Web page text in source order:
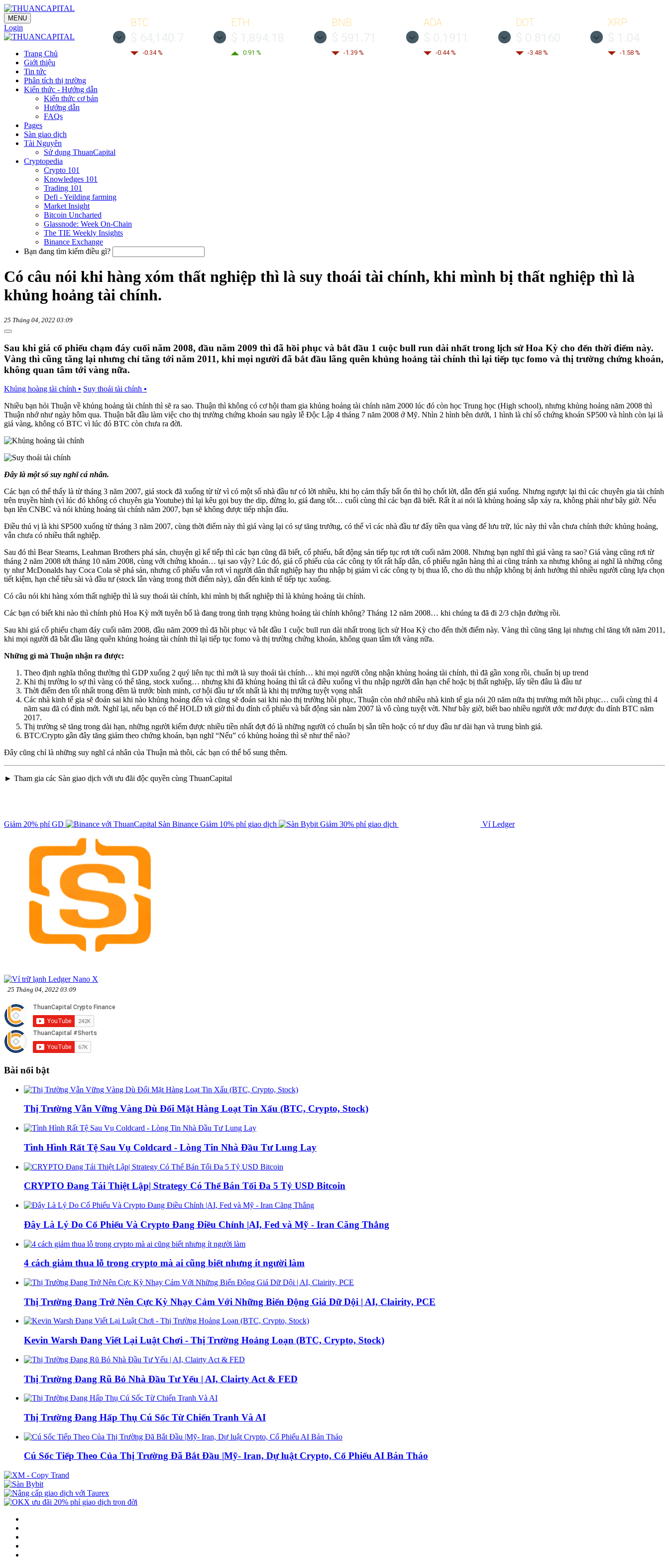
BTC
-0.34 %
ETH
0.91 %
BNB
-1.39 %
ADA
-0.44 %
DOT
-3.48 %
XRP
-1.58 %
MENU
Login
Trang Chủ
Giới thiệu
Tin tức
Phân tích thị trường
Kiến thức - Hướng dẫn
Kiến thức cơ bản
Hướng dẫn
FAQs
Pages
Sàn giao dịch
Tài Nguyên
Sử dụng ThuanCapital
Cryptopedia
Crypto 101
Knowledges 101
Trading 101
Defi - Yeilding farming
Market Insight
Bitcoin Uncharted
Glassnode: Week On-Chain
The TIE Weekly Insights
Binance Exchange
Bạn đang tìm kiếm điều gì?
Có câu nói khi hàng xóm thất nghiệp thì là suy thoái tài chính, khi mình bị thất nghiệp thì là
khủng hoảng tài chính.
25 Tháng 04, 2022 03:09
Sau khi giá cổ phiếu chạm đáy cuối năm 2008, đầu năm 2009 thì đã hồi phục và bắt đầu 1 cuộc bull run dài nhất trong lịch sử Hoa Kỳ cho đến thời điểm này.
Vàng thì cũng tăng lại nhưng chỉ tăng tới năm 2011, khi mọi người đã bắt đầu lãng quên khủng hoảng tài chính thì lại tiếp tục fomo và thị trường chứng khoán,
không quan tâm tới vàng nữa.
Khủng hoàng tài chính • Suy thoái tài chính •
Nhiều bạn hỏi Thuận về khủng hoảng tài chính thì sẽ ra sao. Thuận thì không có cơ hội tham gia khủng hoảng tài chính năm 2000 lúc đó còn học Trung học (High school), nhưng khủng hoảng năm 2008 thì
Thuận nhớ như ngày hôm qua. Thuận bắt đầu làm việc cho thị trường chứng khoán sau ngày lễ Độc Lập 4 tháng 7 năm 2008 ở Mỹ. Nhìn 2 hình bên dưới, 1 hình là chỉ số chứng khoán SP500 và hình còn lại là
giá vàng, không có BTC vì lúc đó BTC còn chưa ra đời.
Đây là một số suy nghĩ cá nhân.
Các bạn có thể thấy là từ tháng 3 năm 2007, giá stock đã xuống từ từ vì có một số nhà đầu tư có lời nhiều, khi họ cảm thấy bất ổn thì họ chốt lời, dẫn đến giá xuống. Nhưng ngược lại thì các chuyên gia tài chính
trên truyền hình (vì lúc đó không có chuyên gia Youtube) thì lại kêu gọi buy the dip, đừng lo, giá đang tốt… cuối cùng thì các bạn đã biết. Rất ít ai nói là khủng hoảng sắp xảy ra, không phải như bây giờ. Nếu
bạn lên CNBC và nói khủng hoảng tài chính năm 2007, bạn sẽ không được tiếp nhận đâu.
Điều thú vị là khi SP500 xuống từ tháng 3 năm 2007, cùng thời điểm này thì giá vàng lại có sự tăng trưởng, có thể vì các nhà đầu tư đẩy tiền qua vàng để lưu trữ, lúc này thì vẫn chưa chính thức khủng hoảng,
vẫn chưa có nhiều thất nghiệp.
Sau đó thì Bear Stearns, Leahman Brothers phá sản, chuyện gì kế tiếp thì các bạn cũng đã biết, cổ phiếu, bất động sản tiếp tục rơi tới cuối năm 2008. Nhưng bạn nghĩ thì giá vàng ra sao? Giá vàng cũng rơi từ
tháng 2 năm 2008 tới tháng 10 năm 2008, cùng với chứng khoán… tại sao vậy? Lúc đó, giá cổ phiếu của các công ty tốt rất hấp dẫn, cổ phiếu ngân hàng thì ai cũng tránh xa nhưng không ai nghĩ là những công
ty như McDonalds hay Coca Cola sẽ phá sản, nhưng cổ phiếu vẫn rơi vì người dân thất nghiệp hay thu nhập bị giảm vì các công ty bị thua lỗ, cho dù thu nhập không bị ảnh hưởng thì nhiều người cũng lựa chọn
tiết kiệm, hạn chế tiêu sài và đầu tư (stock lẫn vàng trong thời điểm này), dẫn đến kinh tế tiếp tục xuống.
Có câu nói khi hàng xóm thất nghiệp thì là suy thoái tài chính, khi mình bị thất nghiệp thì là khủng hoảng tài chính.
Các bạn có biết khi nào thì chính phủ Hoa Kỳ mới tuyên bố là đang trong tình trạng khủng hoảng tài chính không? Tháng 12 năm 2008… khi chúng ta đã đi 2/3 chặn đường rồi.
Sau khi giá cổ phiếu chạm đáy cuối năm 2008, đầu năm 2009 thì đã hồi phục và bắt đầu 1 cuộc bull run dài nhất trong lịch sử Hoa Kỳ cho đến thời điểm này. Vàng thì cũng tăng lại nhưng chỉ tăng tới năm 2011,
khi mọi người đã bắt đầu lãng quên khủng hoảng tài chính thì lại tiếp tục fomo và thị trường chứng khoán, không quan tâm tới vàng nữa.
Những gì mà Thuận nhận ra được:
Theo định nghĩa thông thường thì GDP xuống 2 quý liên tục thì mới là suy thoái tài chính… khi mọi người công nhận khủng hoảng tài chính, thì đã gần xong rồi, chuẩn bị up trend
Khi thị trường lo sợ thì vàng có thể tăng, stock xuống… nhưng khi đã khủng hoảng thì tất cả điều xuống vì thu nhập người dân hạn chế hoặc bị thất nghiệp, lấy tiền đâu là đầu tư
Thời điểm đen tối nhất trong đêm là trước bình minh, cơ hội đầu tư tốt nhất là khi thị trường tuyệt vọng nhất
Các nhà kinh tế gia sẽ đoán sai khi nào khủng hoảng đến và cũng sẽ đoán sai khi nào thị trường hồi phục, Thuận còn nhớ nhiều nhà kinh tế gia nói 20 năm nữa thị trường mới hồi phục… cuối cùng thì 4
năm sau đã có đỉnh mới. Nghĩ lại, nếu bạn có thể HOLD tới giờ thì đu đỉnh cổ phiếu và bất động sản năm 2007 là vô cùng tuyệt vời. Như bây giờ, biết bao nhiều người ước mơ được đu đỉnh BTC năm
2017.
Thị trường sẽ tăng trong dài hạn, những người kiếm được nhiều tiền nhất đợt đó là những người có chuẩn bị sẵn tiền hoặc có tư duy đầu tư dài hạn và trung bình giá.
BTC/Crypto gần đây tăng giảm theo chứng khoán, bạn nghĩ “Nếu” có khủng hoảng thì sẽ như thế nào?
Đây cũng chỉ là những suy nghĩ cá nhân của Thuận mà thôi, các bạn có thể bổ sung thêm.
► Tham gia các Sàn giao dịch với ưu đãi độc quyền cùng ThuanCapital
Giảm 20% phí GD Sàn Binance Giảm 10% phí giao dịch Giảm 30% phí giao dịch Ví Ledger
25 Tháng 04, 2022 03:09
Bài nổi bật
Thị Trường Vẫn Vững Vàng Dù Đối Mặt Hàng Loạt Tin Xấu (BTC, Crypto, Stock)
Tình Hình Rất Tệ Sau Vụ Coldcard - Lòng Tin Nhà Đầu Tư Lung Lay
CRYPTO Đang Tái Thiệt Lập| Strategy Có Thể Bán Tối Đa 5 Tỷ USD Bitcoin
Đây Là Lý Do Cổ Phiếu Và Crypto Đang Điều Chỉnh |AI, Fed và Mỹ - Iran Căng Thẳng
4 cách giảm thua lỗ trong crypto mà ai cũng biết nhưng ít người làm
Thị Trường Đang Trở Nên Cực Kỳ Nhạy Cảm Với Những Biến Động Giá Dữ Dội | AI, Clairity, PCE
Kevin Warsh Đang Viết Lại Luật Chơi - Thị Trường Hoảng Loạn (BTC, Crypto, Stock)
Thị Trường Đang Rũ Bỏ Nhà Đầu Tư Yếu | AI, Clairty Act & FED
Thị Trường Đang Hấp Thụ Cú Sốc Từ Chiến Tranh Và AI
Cú Sốc Tiếp Theo Của Thị Trường Đã Bắt Đầu |Mỹ- Iran, Dự luật Crypto, Cổ Phiếu AI Bán Tháo